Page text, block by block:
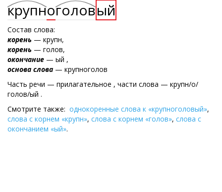
крупноголовый
Состав слова:
корень — крупн,
корень — голов,
окончание — ый ,
основа слова — крупноголов
Часть речи — прилагательное , части слова — крупн/о/
голов/ый .
Смотрите также: однокоренные слова к «крупноголовый»,
слова с корнем «крупн», слова с корнем «голов», слова с
окончанием «ый».